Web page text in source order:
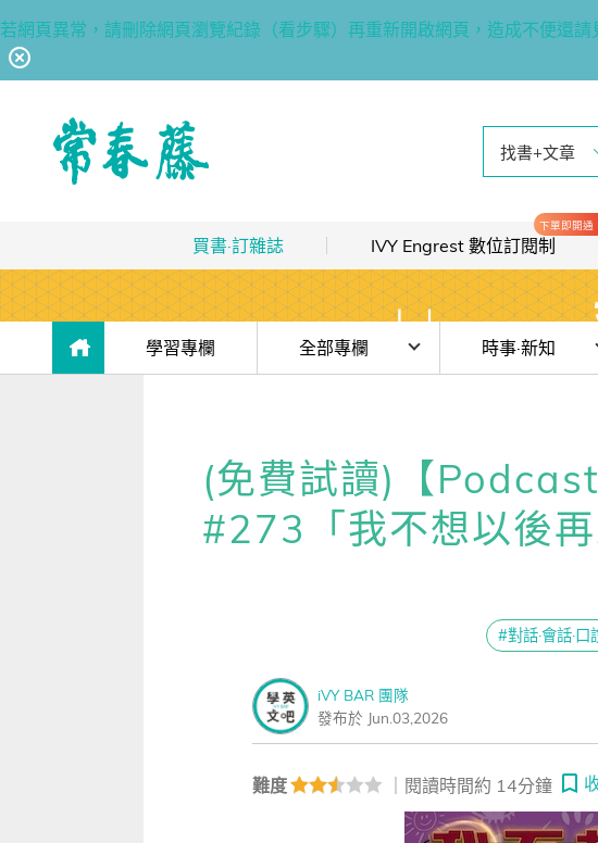
若網頁異常，請刪除網頁瀏覽紀錄（看步驟）再重新開啟網頁，造成不便還請
買書·訂雜誌
熱銷排行｜最多人買
限時優惠 hot
團體採購｜企業 / 補習班 hot
數位學習｜數位訂閱 / 線上課程 hot
IVY Engrest 數位訂閱制
｜長訂 / 當期 / 過刊
升科大四技大專系列
大專院校系列
TOEIC Bridge多益普級
Aptis 普思
初級全民英檢
中級全民英檢
中高級全民英檢
桌曆．月曆．行事曆
英語學習法
啟蒙～國小
IVY Engrest 數位訂閱制
下單即開通
數位訂閱制介紹
數位訂閱制-新手攻略 new
訂閱方案
高效學習計畫表
專屬閱讀區
每日 Quiz 複習區
我的訂閱·推播設定
訂閱制更新月誌
學習專欄 目前位於:
全部專欄
[閱讀] 入門·生活會話
[閱讀] 中階、日常實用文章
GEPT 全民英檢，聽/說/讀/寫一次過！
職場·商務應用
見證心得·考情分享
目前位
時事·新知
香港「宏福苑」大
【Podcast 這句英文
(免費試讀)【
#273「我不想以後
#對話·會話·口
iVY BAR 團隊
發布於 Jun.03,2026
難度 ｜閱讀時間約 14分鐘